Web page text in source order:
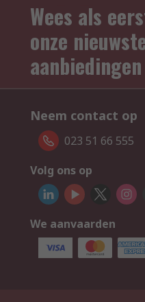
Wees als
onze
aanbiedingen
Neem contact op
023 51 66 555
Volg ons op
We aanvaarden